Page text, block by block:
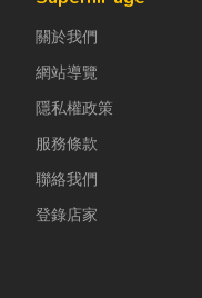
又充滿在地特
色的...
關於我們
網站導覽
隱私權政策
服務條款
聯絡我們
登錄店家